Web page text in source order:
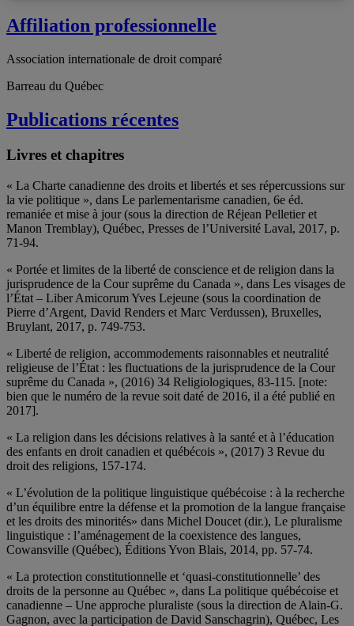
Affiliation professionnelle
Association internationale de droit comparé
Barreau du Québec
Publications récentes
Livres et chapitres
« La Charte canadienne des droits et libertés et ses répercussions sur
la vie politique », dans Le parlementarisme canadien, 6e éd.
remaniée et mise à jour (sous la direction de Réjean Pelletier et
Manon Tremblay), Québec, Presses de l’Université Laval, 2017, p.
71-94.
« Portée et limites de la liberté de conscience et de religion dans la
jurisprudence de la Cour suprême du Canada », dans Les visages de
l’État – Liber Amicorum Yves Lejeune (sous la coordination de
Pierre d’Argent, David Renders et Marc Verdussen), Bruxelles,
Bruylant, 2017, p. 749-753.
« Liberté de religion, accommodements raisonnables et neutralité
religieuse de l’État : les fluctuations de la jurisprudence de la Cour
suprême du Canada », (2016) 34 Religiologiques, 83-115. [note:
bien que le numéro de la revue soit daté de 2016, il a été publié en
2017].
« La religion dans les décisions relatives à la santé et à l’éducation
des enfants en droit canadien et québécois », (2017) 3 Revue du
droit des religions, 157-174.
« L’évolution de la politique linguistique québécoise : à la recherche
d’un équilibre entre la défense et la promotion de la langue française
et les droits des minorités» dans Michel Doucet (dir.), Le pluralisme
linguistique : l’aménagement de la coexistence des langues,
Cowansville (Québec), Éditions Yvon Blais, 2014, pp. 57-74.
« La protection constitutionnelle et ‘quasi-constitutionnelle’ des
droits de la personne au Québec », dans La politique québécoise et
canadienne – Une approche pluraliste (sous la direction de Alain-G.
Gagnon, avec la participation de David Sanschagrin), Québec, Les